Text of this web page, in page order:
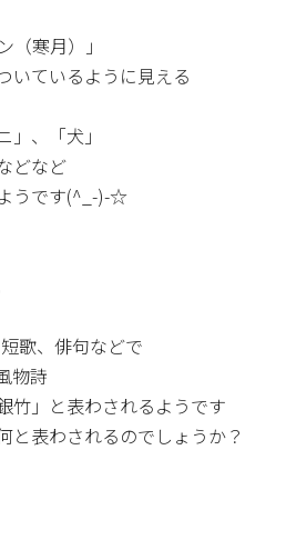
（寒月）」
いているように見える
」、「犬」
どなど
うです(^_-)-☆
歌、俳句などで
物詩
竹」と表わされるようです
と表わされるのでしょうか？